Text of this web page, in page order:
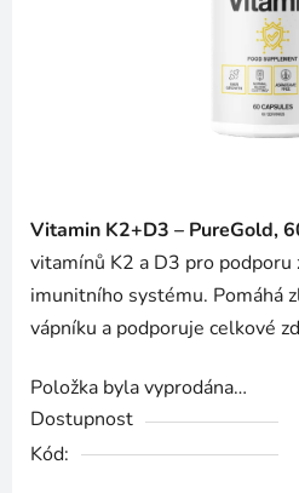
Vitamin K2+D3 – PureGold,
vitamínů K2 a D3 pro podporu
imunitního systému. Pomáhá
vápníku a podporuje celkové
Položka byla vyprodána…
Dostupnost
Kód: